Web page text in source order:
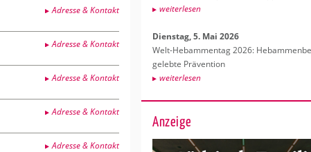
Adresse & Kontakt
Adresse & Kontakt
Adresse & Kontakt
Adresse & Kontakt
Adresse & Kontakt
wei­ter­le­sen
Diens­tag, 5. Mai 2026
Welt-Heb­am­men­tag 2026:
ge­leb­te Prä­ven­ti­on
wei­ter­le­sen
Anzeige